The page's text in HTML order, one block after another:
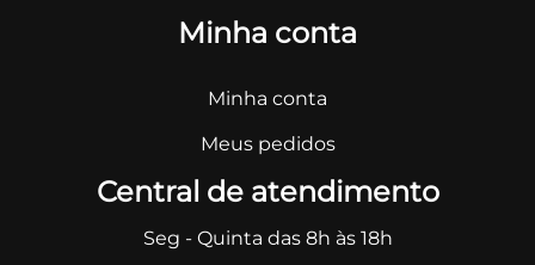
Minha conta
Minha conta
Meus pedidos
Central de atendimento
Seg - Quinta das 8h às 18h